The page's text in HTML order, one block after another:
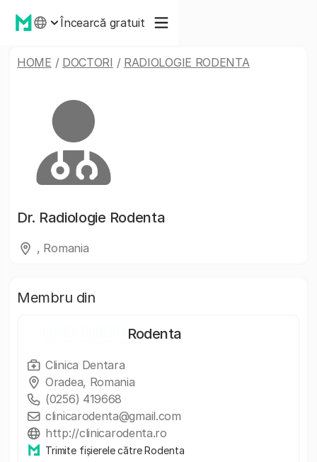
Încearcă gratuit
HOME / DOCTORI / RADIOLOGIE RODENTA
Dr. Radiologie Rodenta
, Romania
Membru din
Rodenta
Clinica Dentara
Oradea, Romania
(0256) 419668
clinicarodenta@gmail.com
http://clinicarodenta.ro
Trimite fișierele către Rodenta